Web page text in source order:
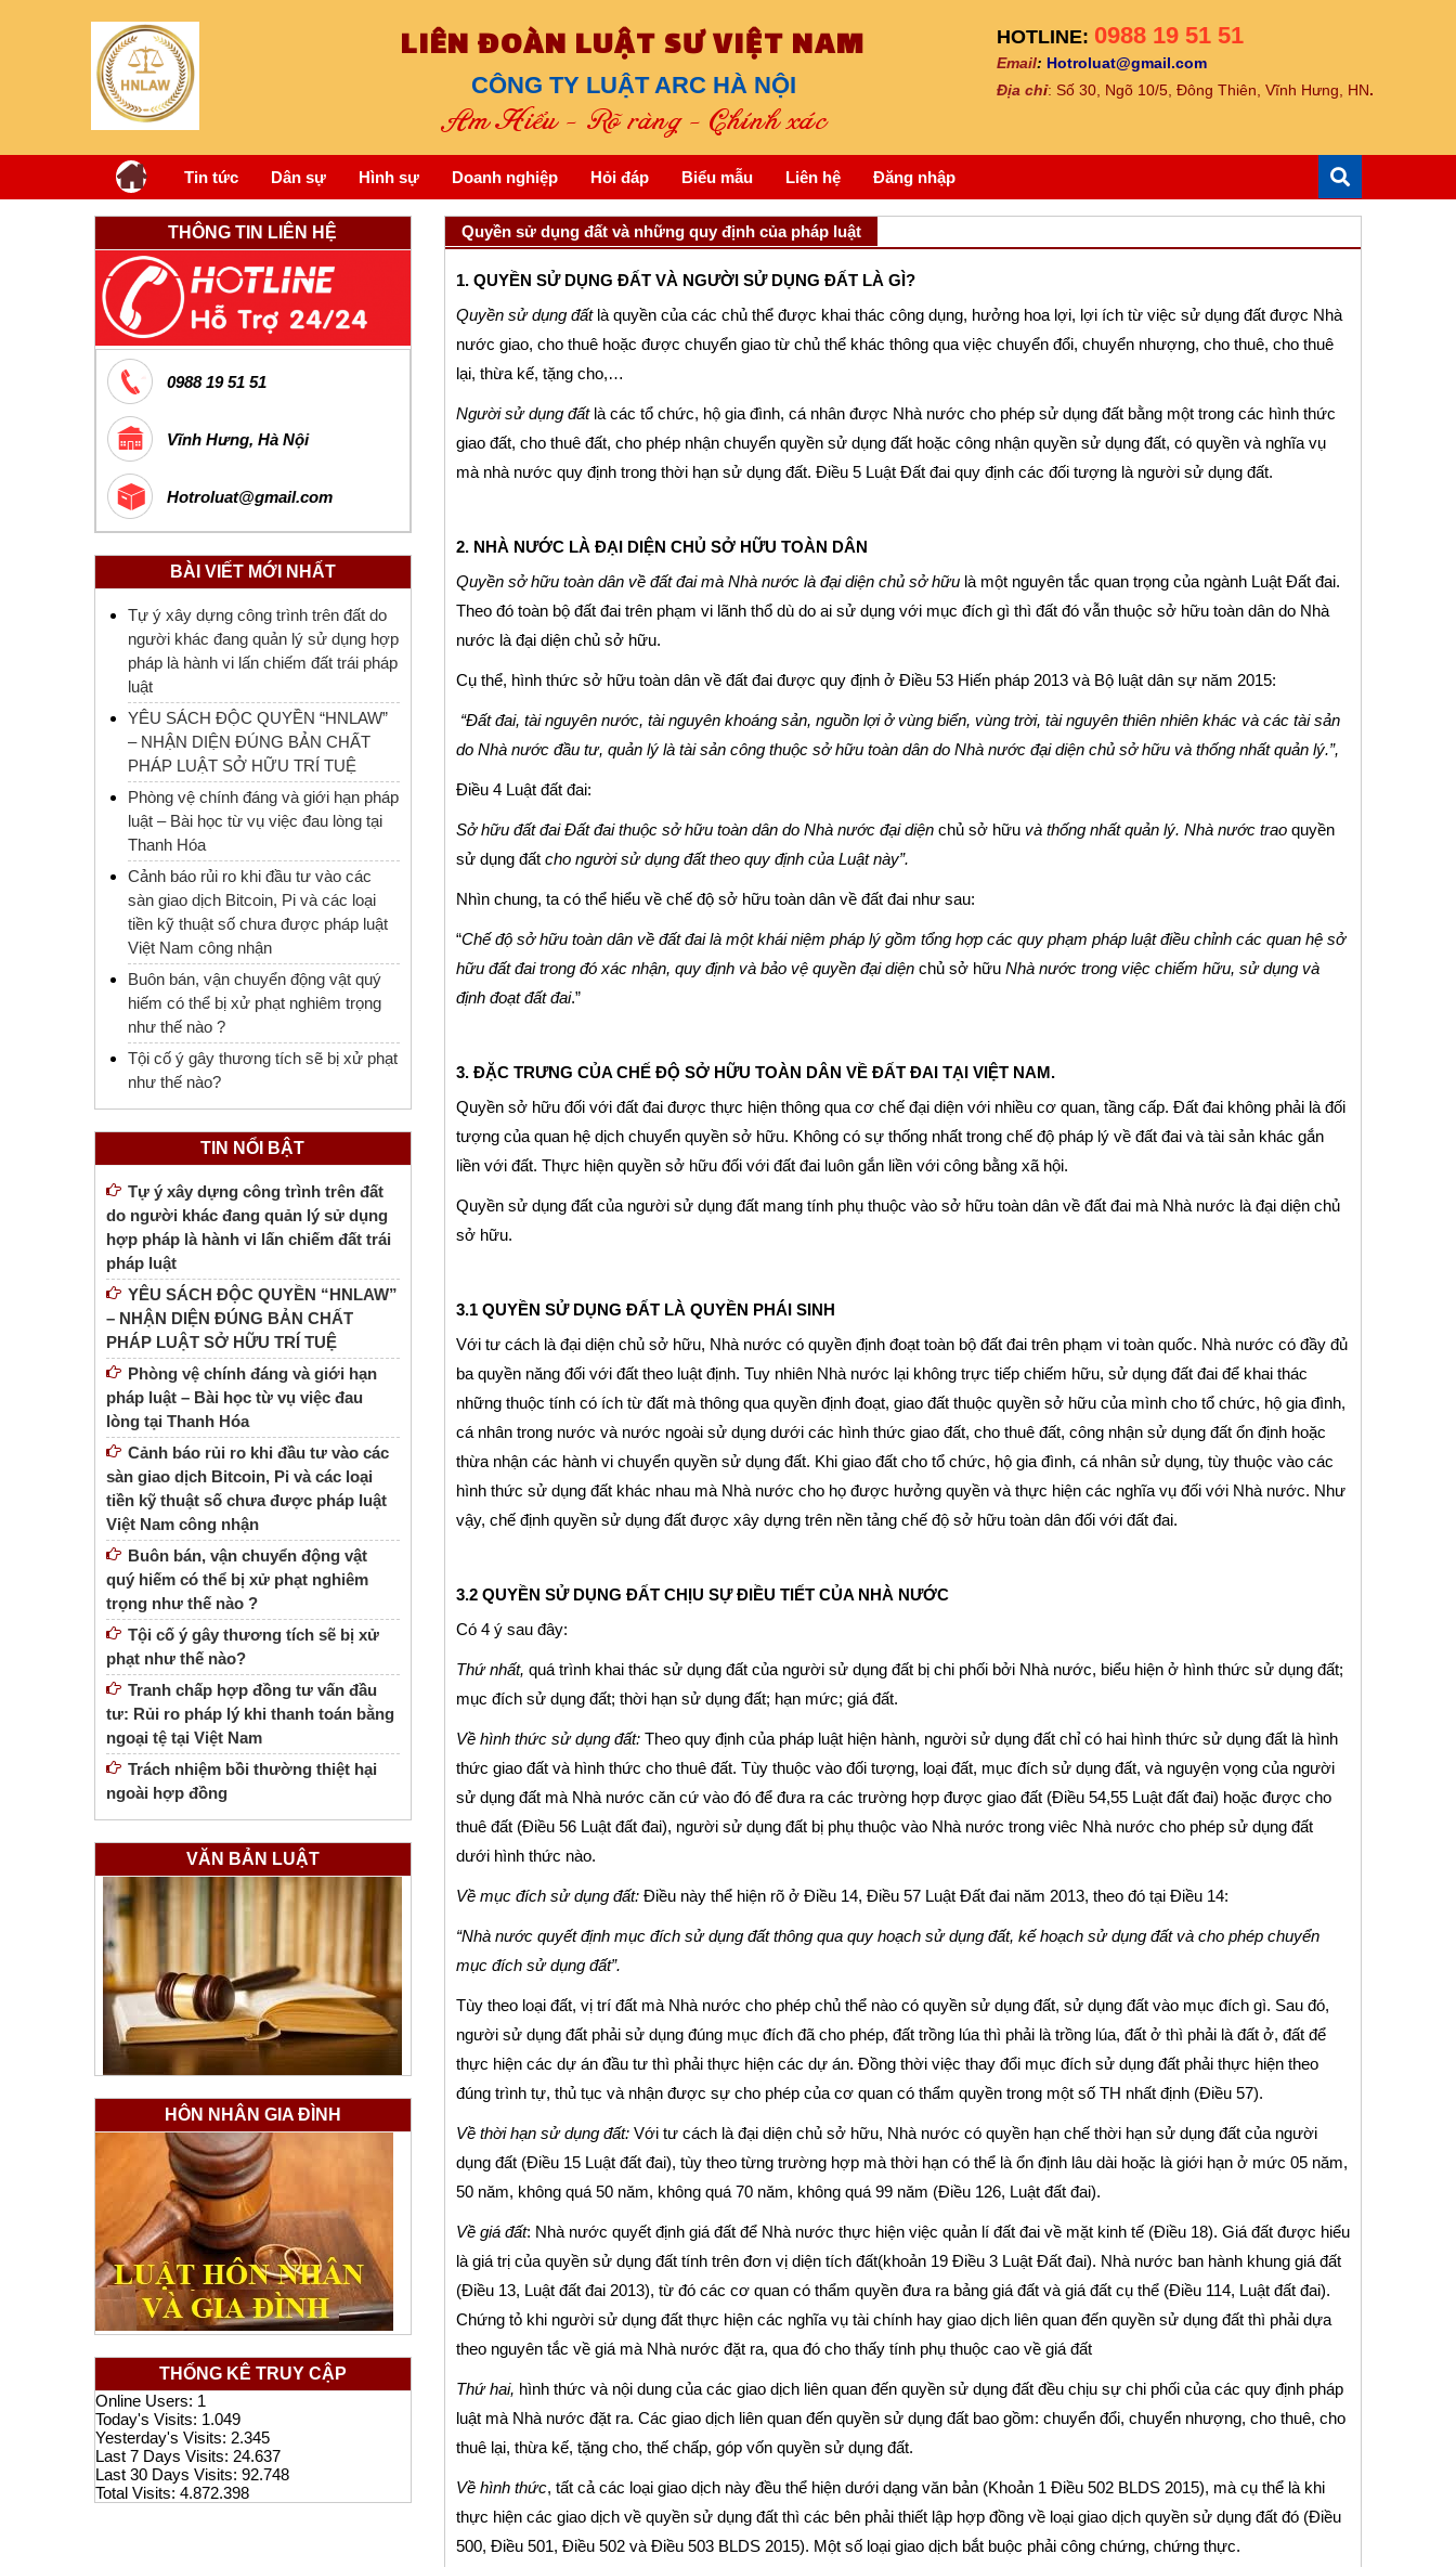
LIÊN ĐOÀN LUẬT SƯ VIỆT NAM
CÔNG TY LUẬT ARC HÀ NỘI
Am Hiểu - Rõ ràng - Chính xác
HOTLINE: 0988 19 51 51
Email: Hotroluat@gmail.com
Địa chỉ: Số 30, Ngõ 10/5, Đông Thiên, Vĩnh Hưng, HN.
Tin tức Dân sự Hình sự Doanh nghiệp Hỏi đáp Biểu mẫu Liên hệ Đăng nhập
Quyền sử dụng đất và những quy định của pháp luật
1. QUYỀN SỬ DỤNG ĐẤT VÀ NGƯỜI SỬ DỤNG ĐẤT LÀ GÌ?
Quyền sử dụng đấtlà quyền của các chủ thể được khai thác công dụng, hưởng hoa lợi, lợi ích từ việc sử dụng đất được Nhà
nước giao, cho thuê hoặc được chuyển giao từ chủ thể khác thông qua việc chuyển đổi, chuyển nhượng, cho thuê, cho thuê
lại, thừa kế, tặng cho,…
Người sử dụng đấtlà các tổ chức, hộ gia đình, cá nhân được Nhà nước cho phép sử dụng đất bằng một trong các hình thức
giao đất, cho thuê đất, cho phép nhận chuyển quyền sử dụng đất hoặc công nhận quyền sử dụng đất, có quyền và nghĩa vụ
mà nhà nước quy định trong thời hạn sử dụng đất. Điều 5 Luật Đất đai quy định các đối tượng là người sử dụng đất.
2. NHÀ NƯỚC LÀ ĐẠI DIỆN CHỦ SỞ HỮU TOÀN DÂN
Quyền sở hữu toàn dân về đất đai mà Nhà nước là đại diện chủ sở hữulà một nguyên tắc quan trọng của ngành Luật Đất đai.
Theo đó toàn bộ đất đai trên phạm vi lãnh thổ dù do ai sử dụng với mục đích gì thì đất đó vẫn thuộc sở hữu toàn dân do Nhà
nước là đại diện chủ sở hữu.
Cụ thể, hình thức sở hữu toàn dân về đất đai được quy định ở Điều 53 Hiến pháp 2013 và Bộ luật dân sự năm 2015:
“Đất đai, tài nguyên nước, tài nguyên khoáng sản, nguồn lợi ở vùng biển, vùng trời, tài nguyên thiên nhiên khác và các tài sản
do Nhà nước đầu tư, quản lý là tài sản công thuộc sở hữu toàn dân do Nhà nước đại diện chủ sở hữu và thống nhất quản lý.”,
Điều 4 Luật đất đai:
Sở hữu đất đai Đất đai thuộc sở hữu toàn dân do Nhà nước đại diện chủ sở hữuvà thống nhất quản lý. Nhà nước trao quyền
sử dụng đấtcho người sử dụng đất theo quy định của Luật này”.
Nhìn chung, ta có thể hiểu về chế độ sở hữu toàn dân về đất đai như sau:
“Chế độ sở hữu toàn dân về đất đai là một khái niệm pháp lý gồm tổng hợp các quy phạm pháp luật​ điều chỉnh các quan hệ sở
hữu đất đai trong đó xác nhận, quy định và bảo vệ quyền đại diện chủ sở hữu Nhà nước trong việc chiếm hữu, sử dụng và
định đoạt đất đai.”
3. ĐẶC TRƯNG CỦA CHẾ ĐỘ SỞ HỮU TOÀN DÂN VỀ ĐẤT ĐAI TẠI VIỆT NAM.
Quyền sở hữu đối với đất đai được thực hiện thông qua cơ chế đại diện với nhiều cơ quan, tầng cấp. Đất đai không phải là đối
tượng của quan hệ dịch chuyển quyền sở hữu. Không có sự thống nhất trong chế độ pháp lý về đất đai và tài sản khác gắn
liền với đất. Thực hiện quyền sở hữu đối với đất đai luôn gắn liền với công bằng xã hội.
Quyền sử dụng đất của người sử dụng đất mang tính phụ thuộc vào sở hữu toàn dân về đất đai mà Nhà nước là đại diện chủ
sở hữu.
3.1 QUYỀN SỬ DỤNG ĐẤT LÀ QUYỀN PHÁI SINH
Với tư cách là đại diện chủ sở hữu, Nhà nước có quyền định đoạt toàn bộ đất đai trên phạm vi toàn quốc. Nhà nước có đầy đủ
ba quyền năng đối với đất theo luật định. Tuy nhiên Nhà nước lại không trực tiếp chiếm hữu, sử dụng đất đai để khai thác
những thuộc tính có ích từ đất mà thông qua quyền định đoạt, giao đất thuộc quyền sở hữu của mình cho tổ chức, hộ gia đình,
cá nhân trong nước và nước ngoài sử dụng dưới các hình thức giao đất, cho thuê đất, công nhận sử dụng đất ổn định hoặc
thừa nhận các hành vi chuyển quyền sử dụng đất. Khi giao đất cho tổ chức, hộ gia đình, cá nhân sử dụng, tùy thuộc vào các
hình thức sử dụng đất khác nhau mà Nhà nước cho họ được hưởng quyền và thực hiện các nghĩa vụ đối với Nhà nước. Như
vậy, chế định quyền sử dụng đất được xây dựng trên nền tảng chế độ sở hữu toàn dân đối với đất đai.
3.2 QUYỀN SỬ DỤNG ĐẤT CHỊU SỰ ĐIỀU TIẾT CỦA NHÀ NƯỚC
Có 4 ý sau đây:
Thứ nhất, quá trình khai thác sử dụng đất của người sử dụng đất bị chi phối bởi Nhà nước, biểu hiện ở hình thức sử dụng đất;
mục đích sử dụng đất; thời hạn sử dụng đất; hạn mức; giá đất.
Về hình thức sử dụng đất: Theo quy định của pháp luật hiện hành, người sử dụng đất chỉ có hai hình thức sử dụng đất là hình
thức giao đất và hình thức cho thuê đất. Tùy thuộc vào đối tượng, loại đất, mục đích sử dụng đất, và nguyện vọng của người
sử dụng đất mà Nhà nước căn cứ vào đó để đưa ra các trường hợp được giao đất (Điều 54,55 Luật đất đai) hoặc được cho
thuê đất (Điều 56 Luật đất đai), người sử dụng đất bị phụ thuộc vào Nhà nước trong viêc Nhà nước cho phép sử dụng đất
dưới hình thức nào.
Về mục đích sử dụng đất: Điều này thể hiện rõ ở Điều 14, Điều 57 Luật Đất đai năm 2013, theo đó tại Điều 14:
“Nhà nước quyết định mục đích sử dụng đất thông qua quy hoạch sử dụng đất, kế hoạch sử dụng đất và cho phép chuyển
mục đích sử dụng đất”.
Tùy theo loại đất, vị trí đất mà Nhà nước cho phép chủ thể nào có quyền sử dụng đất, sử dụng đất vào mục đích gì. Sau đó,
người sử dụng đất phải sử dụng đúng mục đích đã cho phép, đất trồng lúa thì phải là trồng lúa, đất ở thì phải là đất ở, đất để
thực hiện các dự án đầu tư thì phải thực hiện các dự án. Đồng thời việc thay đổi mục đích sử dụng đất phải thực hiện theo
đúng trình tự, thủ tục và nhận được sự cho phép của cơ quan có thẩm quyền trong một số TH nhất định (Điều 57).
Về thời hạn sử dụng đất: Với tư cách là đại diện chủ sở hữu, Nhà nước có quyền hạn chế thời hạn sử dụng đất của người
dụng đất (Điều 15 Luật đất đai), tùy theo từng trường hợp mà thời hạn có thể là ổn định lâu dài hoặc là giới hạn ở mức 05 năm,
50 năm, không quá 50 năm, không quá 70 năm, không quá 99 năm (Điều 126, Luật đất đai).
Về giá đất: Nhà nước quyết định giá đất để Nhà nước thực hiện việc quản lí đất đai về mặt kinh tế (Điều 18). Giá đất được hiểu
là giá trị của quyền sử dụng đất tính trên đơn vị diện tích đất(khoản 19 Điều 3 Luật Đất đai). Nhà nước ban hành khung giá đất
(Điều 13, Luật đất đai 2013), từ đó các cơ quan có thẩm quyền đưa ra bảng giá đất và giá đất cụ thể (Điều 114, Luật đất đai).
Chứng tỏ khi người sử dụng đất thực hiện các nghĩa vụ tài chính hay giao dịch liên quan đến quyền sử dụng đất thì phải dựa
theo nguyên tắc về giá mà Nhà nước đặt ra, qua đó cho thấy tính phụ thuộc cao về giá đất
Thứ hai, hình thức và nội dung của các giao dịch liên quan đến quyền sử dụng đất đều chịu sự chi phối của các quy định pháp
luật mà Nhà nước đặt ra. Các giao dịch liên quan đến quyền sử dụng đất bao gồm: chuyển đổi, chuyển nhượng, cho thuê, cho
thuê lại, thừa kế, tặng cho, thế chấp, góp vốn quyền sử dụng đất.
Về hình thức, tất cả các loại giao dịch này đều thể hiện dưới dạng văn bản (Khoản 1 Điều 502 BLDS 2015), mà cụ thể là khi
thực hiện các giao dịch về quyền sử dụng đất thì các bên phải thiết lập hợp đồng về loại giao dịch quyền sử dụng đất đó (Điều
500, Điều 501, Điều 502 và Điều 503 BLDS 2015). Một số loại giao dịch bắt buộc phải công chứng, chứng thực.
THÔNG TIN LIÊN HỆ
0988 19 51 51
Vĩnh Hưng, Hà Nội
Hotroluat@gmail.com
BÀI VIẾT MỚI NHẤT
Tự ý xây dựng công trình trên đất do
người khác đang quản lý sử dụng hợp
pháp là hành vi lấn chiếm đất trái pháp
luật
YÊU SÁCH ĐỘC QUYỀN “HNLAW”
– NHẬN DIỆN ĐÚNG BẢN CHẤT
PHÁP LUẬT SỞ HỮU TRÍ TUỆ
Phòng vệ chính đáng và giới hạn pháp
luật – Bài học từ vụ việc đau lòng tại
Thanh Hóa
Cảnh báo rủi ro khi đầu tư vào các
sàn giao dịch Bitcoin, Pi và các loại
tiền kỹ thuật số chưa được pháp luật
Việt Nam công nhận
Buôn bán, vận chuyển động vật quý
hiếm có thể bị xử phạt nghiêm trọng
như thế nào ?
Tội cố ý gây thương tích sẽ bị xử phạt
như thế nào?
TIN NỔI BẬT
Tự ý xây dựng công trình trên đất
do người khác đang quản lý sử dụng
hợp pháp là hành vi lấn chiếm đất trái
pháp luật
YÊU SÁCH ĐỘC QUYỀN “HNLAW”
– NHẬN DIỆN ĐÚNG BẢN CHẤT
PHÁP LUẬT SỞ HỮU TRÍ TUỆ
Phòng vệ chính đáng và giới hạn
pháp luật – Bài học từ vụ việc đau
lòng tại Thanh Hóa
Cảnh báo rủi ro khi đầu tư vào các
sàn giao dịch Bitcoin, Pi và các loại
tiền kỹ thuật số chưa được pháp luật
Việt Nam công nhận
Buôn bán, vận chuyển động vật
quý hiếm có thể bị xử phạt nghiêm
trọng như thế nào ?
Tội cố ý gây thương tích sẽ bị xử
phạt như thế nào?
Tranh chấp hợp đồng tư vấn đầu
tư: Rủi ro pháp lý khi thanh toán bằng
ngoại tệ tại Việt Nam
Trách nhiệm bồi thường thiệt hại
ngoài hợp đồng
VĂN BẢN LUẬT
HÔN NHÂN GIA ĐÌNH
THỐNG KÊ TRUY CẬP
Online Users: 1
Today's Visits: 1.049
Yesterday's Visits: 2.345
Last 7 Days Visits: 24.637
Last 30 Days Visits: 92.748
Total Visits: 4.872.398